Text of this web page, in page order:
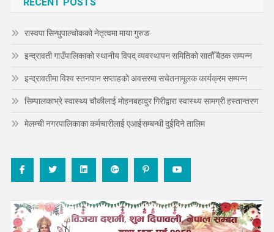
RECENT POSTS
रास्वपा सिन्धुपाल्चोकको नेतृत्वमा माया गुरुङ
इन्द्रावती गाउँपालिकाको स्थानीय विपद् व्यवस्थापन समितिको सातौँ बैठक सम्पन्न
इन्द्रावतीमा विश्व स्तनपान सप्ताहको अवसरमा सचेतनामूलक कार्यक्रम सम्पन्न
सिम्पालकाभ्रे स्वास्थ्य चौकीलाई मोहनबहादुर गिरीद्वारा स्वास्थ्य सामग्री हस्तान्तरण
मेलम्ची नगरपालिकाका कर्मचारीलाई एआईसम्बन्धी दुईदिने तालिम